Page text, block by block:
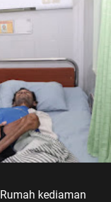
Rumah kediaman